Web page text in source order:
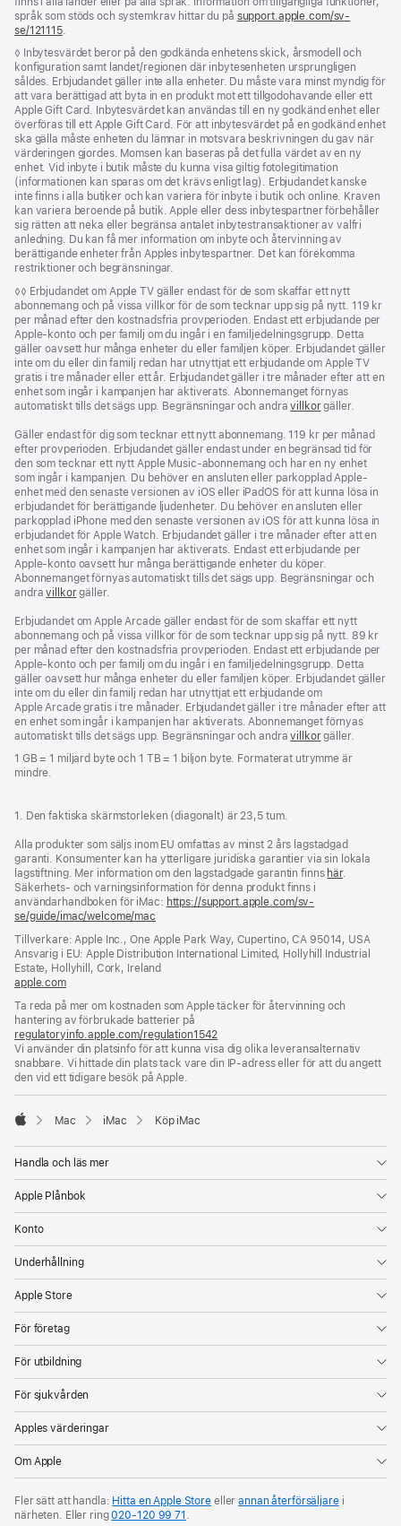
språk som stöds och systemkrav hittar du på support.apple.com/sv-
se/121115(Öppnas
ett
nytt
fönster)
.
Fotnot
◊ Inbytesvärdet beror på den godkända enhetens skick, årsmodell och
konfiguration samt landet/regionen där inbytesenheten ursprungligen
såldes. Erbjudandet gäller inte alla enheter. Du måste vara minst myndig för
att vara berättigad att byta in en produkt mot ett tillgodohavande eller ett
Apple Gift Card. Inbytesvärdet kan användas till en ny godkänd enhet eller
överföras till ett Apple Gift Card. För att inbytesvärdet på en godkänd enhet
ska gälla måste enheten du lämnar in motsvara beskrivningen du gav när
värderingen gjordes. Momsen kan baseras på det fulla värdet av en ny
enhet. Vid inbyte i butik måste du kunna visa giltig fotolegitimation
(informationen kan sparas om det krävs enligt lag). Erbjudandet kanske
inte finns i alla butiker och kan variera för inbyte i butik och online. Kraven
kan variera beroende på butik. Apple eller dess inbytespartner förbehåller
sig rätten att neka eller begränsa antalet inbytes­transaktioner av valfri
anledning. Du kan få mer information om inbyte och återvinning av
berättigande enheter från Apples inbytespartner. Det kan förekomma
restriktioner och begränsningar.
Fotnot
◊◊ Erbjudandet om Apple TV gäller endast för de som skaffar ett nytt
abonnemang och på vissa villkor för de som tecknar upp sig på nytt. 119 kr
per månad efter den kostnadsfria provperioden. Endast ett erbjudande per
Apple-konto och per familj om du ingår i en familjedelningsgrupp. Detta
gäller oavsett hur många enheter du eller familjen köper. Erbjudandet gäller
inte om du eller din familj redan har utnyttjat ett erbjudande om Apple TV
gratis i tre månader eller ett år. Erbjudandet gäller i tre månader efter att en
enhet som ingår i kampanjen har aktiverats. Abonnemanget förnyas
automatiskt tills det sägs upp. Begränsningar och andravillkorgäller.
Gäller endast för dig som tecknar ett nytt abonnemang. 119 kr per månad
efter provperioden. Erbjudandet gäller endast under en begränsad tid för
den som tecknar ett nytt Apple Music-abonnemang och har en ny enhet
som ingår i kampanjen. Du behöver en ansluten eller parkopplad Apple-
enhet med den senaste versionen av iOS eller iPadOS för att kunna lösa in
erbjudandet för berättigande ljudenheter. Du behöver en ansluten eller
parkopplad iPhone med den senaste versionen av iOS för att kunna lösa in
erbjudandet för Apple Watch. Erbjudandet gäller i tre månader efter att en
enhet som ingår i kampanjen har aktiverats. Endast ett erbjudande per
Apple‑konto oavsett hur många berättigande enheter du köper.
Abonnemanget förnyas automatiskt tills det sägs upp. Begränsningar och
andravillkorgäller.
Erbjudandet om Apple Arcade gäller endast för de som skaffar ett nytt
abonnemang och på vissa villkor för de som tecknar upp sig på nytt. 89 kr
per månad efter den kostnadsfria provperioden. Endast ett erbjudande per
Apple‑konto och per familj om du ingår i en familjedelningsgrupp. Detta
gäller oavsett hur många enheter du eller familjen köper. Erbjudandet gäller
inte om du eller din familj redan har utnyttjat ett erbjudande om
Apple Arcade gratis i tre månader. Erbjudandet gäller i tre månader efter att
en enhet som ingår i kampanjen har aktiverats. Abonnemanget förnyas
automatiskt tills det sägs upp. Begränsningar och andravillkorgäller.
1 GB = 1 miljard byte och 1 TB = 1 biljon byte. Formaterat utrymme är
mindre.
1. Den faktiska skärmstorleken (diagonalt) är 23,5 tum.
Alla produkter som säljs inom EU omfattas av minst 2 års lagstadgad
garanti. Konsumenter kan ha ytterligare juridiska garantier via sin lokala
lagstiftning. Mer information om den lagstadgade garantin finns här.
Säkerhets- och varningsinformation för denna produkt finns i
användarhandboken för iMac: https://support.apple.com/sv-
se/guide/imac/welcome/mac
ett
nytt
fönster)
Tillverkare: Apple Inc., One Apple Park Way, Cupertino, CA 95014, USA
Ansvarig i EU: Apple Distribution International Limited, Hollyhill Industrial
Estate, Hollyhill, Cork, Ireland
apple.com(öppnas
ett
nytt
fönster)
Ta reda på mer om kostnaden som Apple täcker för återvinning och
hantering av förbrukade batterier på
regulatoryinfo.apple.com/regulation1542
i
ett
Vi använder din platsinfo för att kunna visa dig olika leveransalternativ
snabbare. Vi hittade din plats tack vare din IP-adress eller för att du angett
den vid ett tidigare besök på Apple.
Mac iMac Köp iMac
Handla och läs mer
Apple Plånbok
Konto
Underhållning
Apple Store
För företag
För utbildning
För sjukvården
Apples värderingar
Om Apple
Fler sätt att handla: Hitta en Apple Storeellerannan återförsäljarei
närheten. Eller ring020‑120 99 71